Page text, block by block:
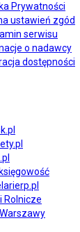
Prywatności
ustawień zgód
serwisu
o nadawcy
dostępności
Rolnicze